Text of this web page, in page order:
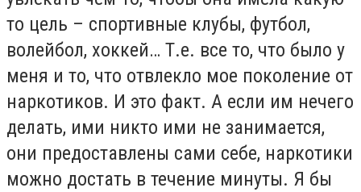
то цель – спортивные клубы, футбол,
волейбол, хоккей… Т.е. все то, что было у
меня и то, что отвлекло мое поколение от
наркотиков. И это факт. А если им нечего
делать, ими никто ими не занимается,
они предоставлены сами себе, наркотики
можно достать в течение минуты. Я бы